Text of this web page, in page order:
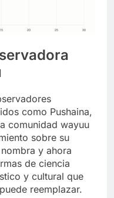
como Pushaina,
comunidad wayuu
sobre su
y ahora
de ciencia
y cultural que
reemplazar.